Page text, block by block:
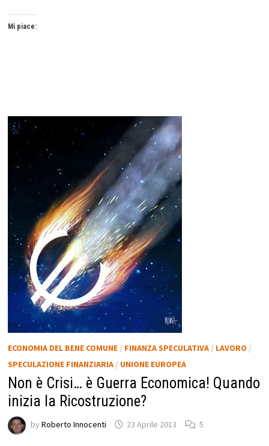
Mi piace:
ECONOMIA DEL BENE COMUNE/ FINANZA SPECULATIVA/ LAVORO /
SPECULAZIONE FINANZIARIA/ UNIONE EUROPEA
Non è Crisi… è Guerra Economica! Quando
inizia la Ricostruzione?
by Roberto Innocenti 23 Aprile 2013 5